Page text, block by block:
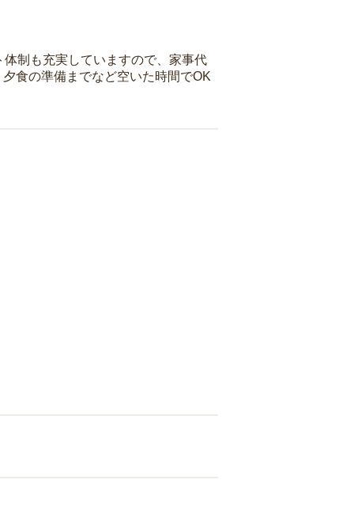
制も充実していますので、家事代
食の準備までなど空いた時間でOK